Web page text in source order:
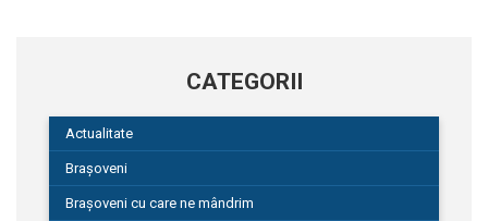
CATEGORII
Actualitate
Brașoveni
Brașoveni cu care ne mândrim